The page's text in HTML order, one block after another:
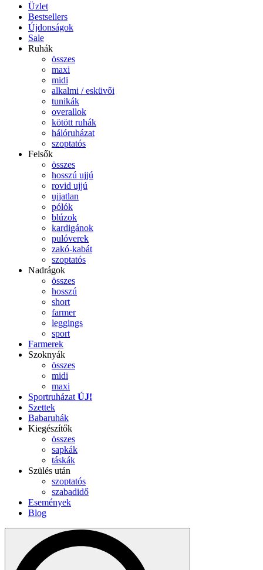
Üzlet
Bestsellers
Újdonságok
Sale
Ruhák
összes
maxi
midi
alkalmi / esküvői
tunikák
overallok
kötött ruhák
hálóruházat
szoptatós
Felsők
összes
hosszú ujjú
rovid ujjú
ujjatlan
pólók
blúzok
kardigánok
pulóverek
zakó-kabát
szoptatós
Nadrágok
összes
hosszú
short
farmer
leggings
sport
Farmerek
Szoknyák
összes
midi
maxi
Sportruházat ÚJ!
Szettek
Babaruhák
Kiegészítők
összes
sapkák
táskák
Szülés után
szoptatós
szabadidő
Események
Blog
Search